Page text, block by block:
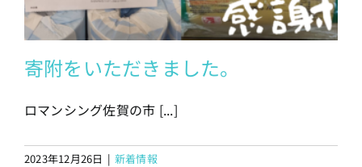
寄附をいただきました。
ロマンシング佐賀の市 [...]
2023年12月26日 | 新着情報